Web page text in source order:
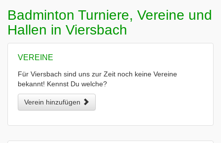
Badminton Turniere, Vereine und
Hallen in Viersbach
VEREINE
Für Viersbach sind uns zur Zeit noch keine Vereine
bekannt! Kennst Du welche?
Verein hinzufügen